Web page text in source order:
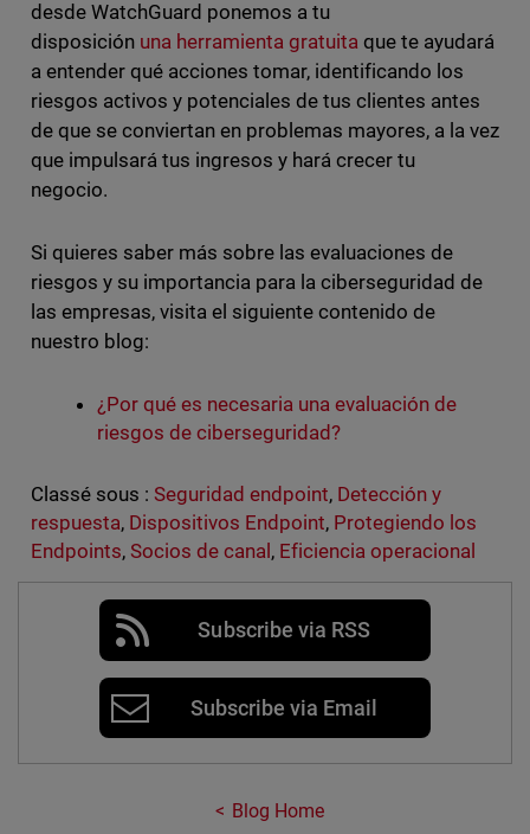
desde WatchGuard ponemos a tu
disposición una herramienta gratuita que te ayudará
a entender qué acciones tomar, identificando los
riesgos activos y potenciales de tus clientes antes
de que se conviertan en problemas mayores, a la vez
que impulsará tus ingresos y hará crecer tu
negocio.
Si quieres saber más sobre las evaluaciones de
riesgos y su importancia para la ciberseguridad de
las empresas, visita el siguiente contenido de
nuestro blog:
¿Por qué es necesaria una evaluación de
riesgos de ciberseguridad?
Classé sous : Seguridad endpoint, Detección y
respuesta, Dispositivos Endpoint, Protegiendo los
Endpoints, Socios de canal , Eficiencia operacional
Subscribe via RSS
Subscribe via Email
Blog Home